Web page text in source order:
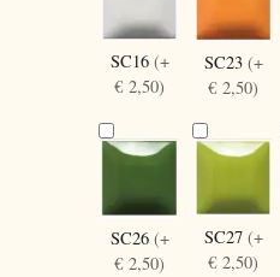
SC16 (+
€ 2,50)
SC23 (+
€ 2,50)
SC26 (+
€ 2,50)
SC27 (+
€ 2,50)